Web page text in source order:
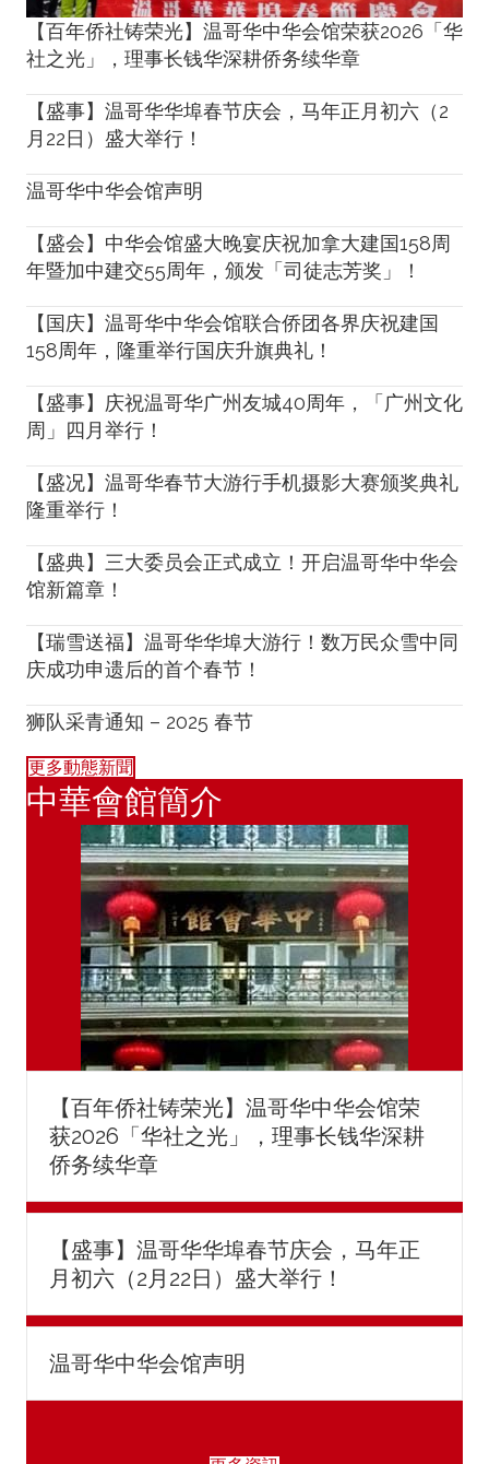
【百年侨社铸荣光】温哥华中华会馆荣获2026「华
社之光」，理事长钱华深耕侨务续华章
【盛事】温哥华华埠春节庆会，马年正月初六（2
月22日）盛大举行！
温哥华中华会馆声明
【盛会】中华会馆盛大晚宴庆祝加拿大建国158周
年暨加中建交55周年，颁发「司徒志芳奖」！
【国庆】温哥华中华会馆联合侨团各界庆祝建国
158周年，隆重举行国庆升旗典礼！
【盛事】庆祝温哥华广州友城40周年，「广州文化
周」四月举行！
【盛况】温哥华春节大游行手机摄影大赛颁奖典礼
隆重举行！
【盛典】三大委员会正式成立！开启温哥华中华会
馆新篇章！
【瑞雪送福】温哥华华埠大游行！数万民众雪中同
庆成功申遗后的首个春节！
狮队采青通知 – 2025 春节
更多動態新聞
中華會館簡介
【百年侨社铸荣光】温哥华中华会馆荣
获2026「华社之光」，理事长钱华深耕
侨务续华章
【盛事】温哥华华埠春节庆会，马年正
月初六（2月22日）盛大举行！
温哥华中华会馆声明